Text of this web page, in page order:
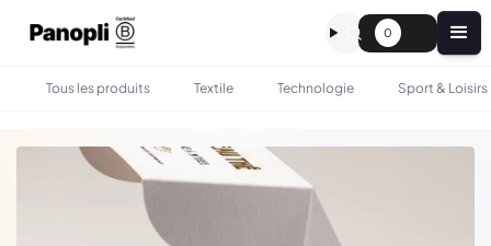
0
Tous les produits Textile Technologie Sport & Loisirs